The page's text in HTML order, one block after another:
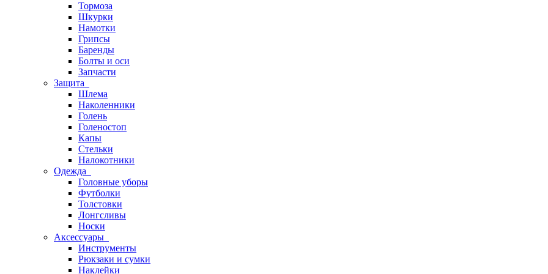
Тормоза
Шкурки
Намотки
Грипсы
Баренды
Болты и оси
Запчасти
Защита
Шлема
Наколенники
Голень
Голеностоп
Капы
Стельки
Налокотники
Одежда
Головные уборы
Футболки
Толстовки
Лонгсливы
Носки
Аксессуары
Инструменты
Рюкзаки и сумки
Наклейки